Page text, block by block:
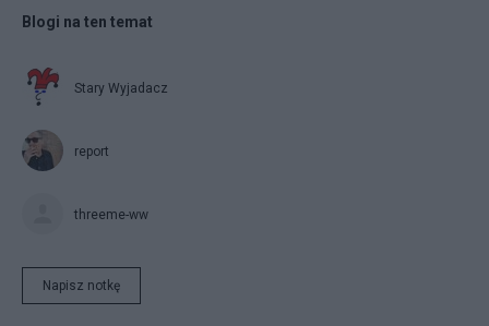
Blogi na ten temat
Stary Wyjadacz
report
threeme-ww
Napisz notkę